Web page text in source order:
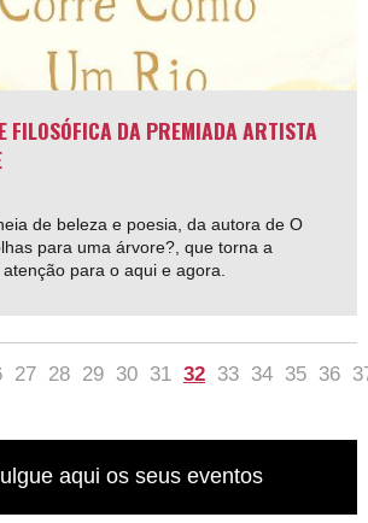
FILOSÓFICA DA PREMIADA ARTISTA
de beleza e poesia, da autora de O
para uma árvore?, que torna a
para o aqui e agora.
27 28 29 30 31 32 33 34 35 36
aqui os seus eventos